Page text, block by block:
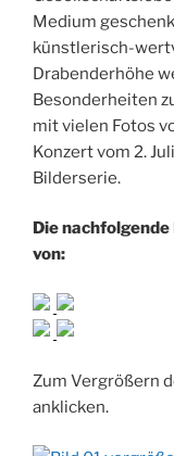
Medium
künstlerisch-
Drabenderhöhe
Besonderheiten
mit vielen Fotos
Konzert vom 2.
Bilderserie.
Die
von:
Zum Vergrößern
anklicken.